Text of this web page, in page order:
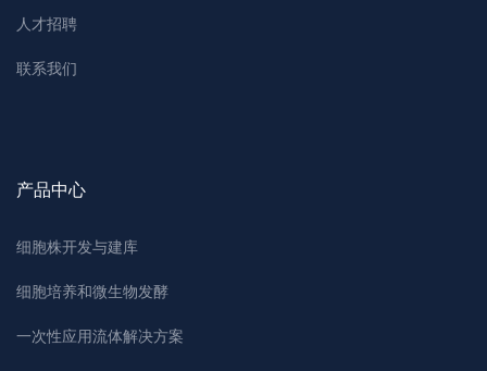
人才招聘
联系我们
产品中心
细胞株开发与建库
细胞培养和微生物发酵
一次性应用流体解决方案